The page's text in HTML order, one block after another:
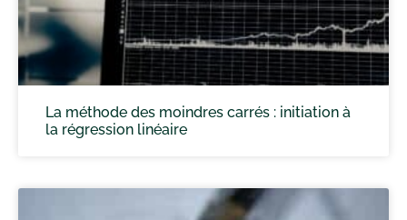
La méthode des moindres carrés : initiation à
la régression linéaire